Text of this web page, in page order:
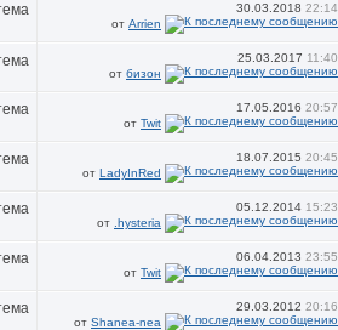
30.03.2018 22:14
от Arrien
25.03.2017 11:40
от бизон
17.05.2016 20:57
от Twit
18.07.2015 20:45
от LadyInRed
05.12.2014 15:23
от .hysteria
06.04.2013 23:55
от Twit
29.03.2012 20:16
от Shanea-nea